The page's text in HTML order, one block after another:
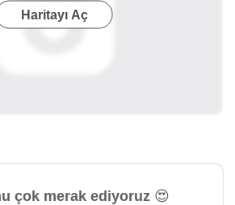
Haritayı Aç
çok merak ediyoruz 😍